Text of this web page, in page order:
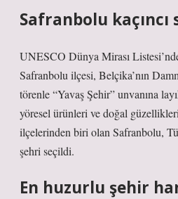
Safranbolu kaçıncı
UNESCO Dünya Mirası
Safranbolu ilçesi, Belçika’nın
törenle “Yavaş Şehir” unvanına
yöresel ürünleri ve doğal
ilçelerinden biri olan Safranbolu,
şehri seçildi.
En huzurlu şehir